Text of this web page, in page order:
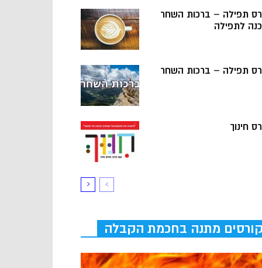
תפילה – ברכות השחר
לתפילה
תפילה – ברכות השחר
חינוך
קורסים מתנה בחכמת הקבלה